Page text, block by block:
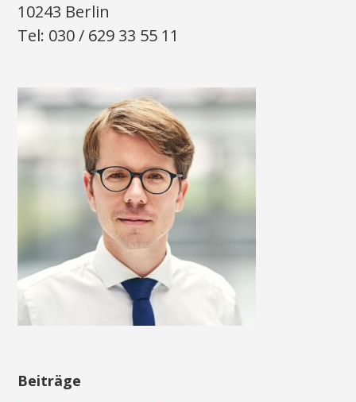
10243 Berlin
Tel: 030 / 629 33 55 11
Beiträge